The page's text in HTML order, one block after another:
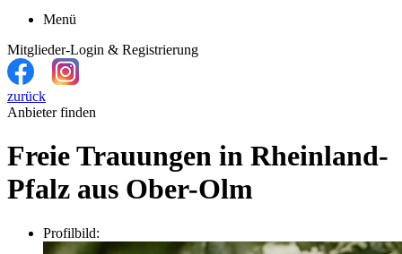
Menü
Mitglieder-Login & Registrierung
zurück
Anbieter finden
Freie Trauungen in Rheinland-
Pfalz aus Ober-Olm
Profilbild: